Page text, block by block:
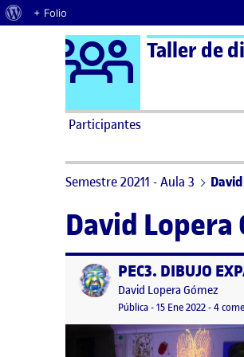
Acerca de WordPress
+ Folio
Saltar al contenido Logo Ágora
Taller de
Participantes
Semestre 20211 - Aula 3 David
David Lopera
Publicado por
Publicado por
David Lopera Gómez
Visibilidad:
Pública-Fecha de publicación
15 Ene 202215
-4